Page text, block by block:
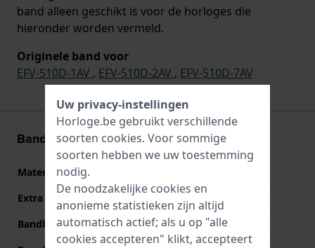
band alleen geschikt is voor de horloges die
hieronder worden vermeld.
Originele band voor
EFV-510D-1AV , EFV-510D-2AV , EFV-510D-7AV
Band informatie
Materiaal Band
Extra info
Bandbreedte
22 mm
Uw privacy-instellingen
Horloge.be gebruikt verschillende
soorten cookies. Voor sommige
soorten hebben we uw toestemming
nodig.
De noodzakelijke cookies en
anonieme statistieken zijn altijd
automatisch actief; als u op "alle
cookies accepteren" klikt, accepteert